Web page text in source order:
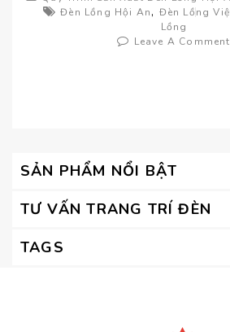
Đèn Lồng Hội An, Đèn Lồng
Lồng
Leave A Comment
SẢN PHẨM NỔI BẬT
TƯ VẤN TRANG TRÍ ĐÈN
TAGS